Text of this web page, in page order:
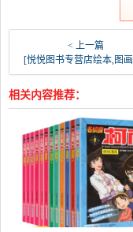
< 上一篇
[悦悦图书专营店绘本,图画书,少儿动漫书]超能陆战队 美国迪士尼公司 迪士尼经月销量11件仅售10.91元
相关内容推荐：